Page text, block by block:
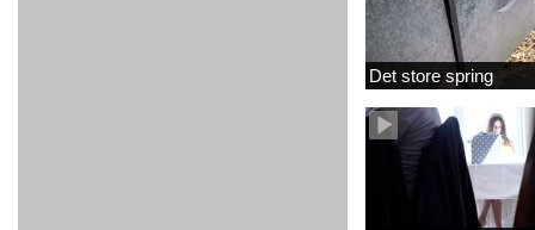
Det store spring